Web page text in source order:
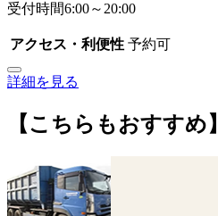
受付時間6:00～20:00
アクセス・利便性 予約可
詳細を見る
【こちらもおすすめ】